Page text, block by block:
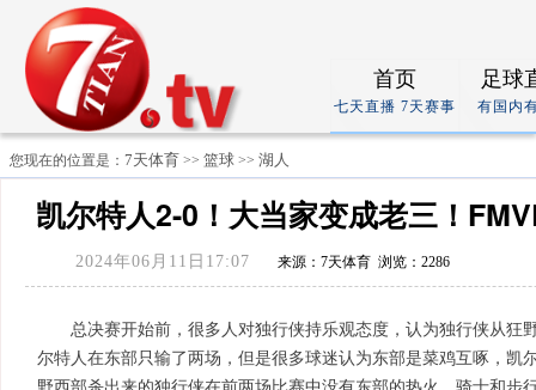
足球
有国内
首页
七天直播 7天赛事
您现在的位置是： 7天体育 >> 篮球 >> 湖人
凯尔特人2-0！大当家变成老三！
2024年06月11日17:07 来源：7天体育 浏览：2286
总决赛开始前，很多人对独行侠持乐观态度，认为独行侠从狂
尔特人在东部只输了两场，但是很多球迷认为东部是菜鸡互啄，凯